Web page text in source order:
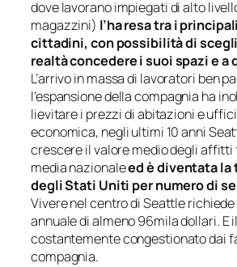
dove lavorano impiegati di alto
magazzini) l’ha resa tra i
cittadini, con possibilità di
realtà concedere i suoi spazi e a
L’arrivo in massa di lavoratori ben
l’espansione della compagnia ha
lievitare i prezzi di abitazioni e
economica, negli ultimi 10 anni
crescere il valore medio degli affitti
media nazionaleed è diventata la
degli Stati Uniti per numero di
Vivere nel centro di Seattle
annuale di almeno 96mila dollari. E
costantemente congestionato dai
compagnia.